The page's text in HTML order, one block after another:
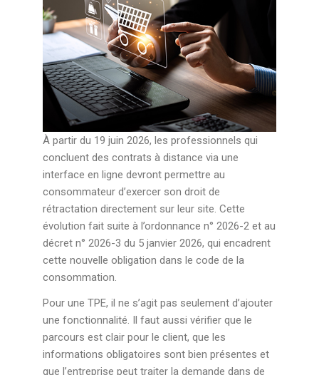
À partir du 19 juin 2026, les professionnels qui
concluent des contrats à distance via une
interface en ligne devront permettre au
consommateur d’exercer son droit de
rétractation directement sur leur site. Cette
évolution fait suite à l’ordonnance n° 2026-2 et au
décret n° 2026-3 du 5 janvier 2026, qui encadrent
cette nouvelle obligation dans le code de la
consommation.
Pour une TPE, il ne s’agit pas seulement d’ajouter
une fonctionnalité. Il faut aussi vérifier que le
parcours est clair pour le client, que les
informations obligatoires sont bien présentes et
que l’entreprise peut traiter la demande dans de